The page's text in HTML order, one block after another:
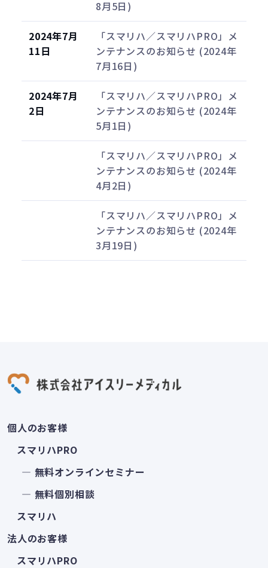
8月5日)
2024年7月
11日
「スマリハ／スマリハPRO」メ
ンテナンスのお知らせ (2024年
7月16日)
2024年7月
2日
「スマリハ／スマリハPRO」メ
ンテナンスのお知らせ (2024年
5月1日)
「スマリハ／スマリハPRO」メ
ンテナンスのお知らせ (2024年
4月2日)
「スマリハ／スマリハPRO」メ
ンテナンスのお知らせ (2024年
3月19日)
個人のお客様
スマリハPRO
― 無料オンラインセミナー
― 無料個別相談
スマリハ
法人のお客様
スマリハPRO